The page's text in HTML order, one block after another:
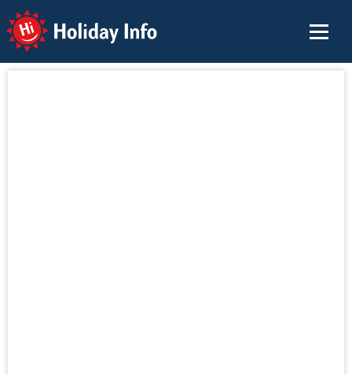
Holiday Info